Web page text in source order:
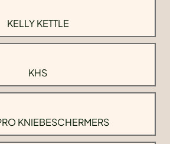
KELLY KETTLE
KHS
KNIEBESCHERMERS